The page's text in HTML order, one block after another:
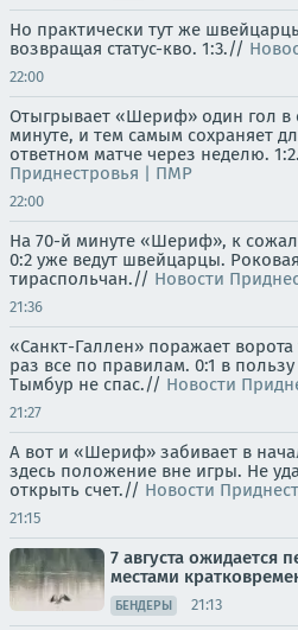
Но практически тут же
возвращая статус-кво. 1:3.//
22:00
Отыгрывает «Шериф» один гол в
минуте, и тем самым сохраняет
ответном матче через неделю.
Приднестровья | ПМР
22:00
На 70-й минуте «Шериф», к
0:2 уже ведут швейцарцы.
тираспольчан.// Новости
21:36
«Санкт-Галлен» поражает
раз все по правилам. 0:1 в
Тымбур не спас.// Новости
21:27
А вот и «Шериф» забивает в
здесь положение вне игры. Не
открыть счет.// Новости
21:15
7 августа ожидается
местами
БЕНДЕРЫ 21:13